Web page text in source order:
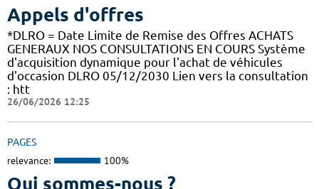
Appels d'offres
*DLRO = Date Limite de Remise des Offres ACHATS
GENERAUX NOS CONSULTATIONS EN COURS Système
d'acquisition dynamique pour l'achat de véhicules
d'occasion DLRO 05/12/2030 Lien vers la consultation
: htt
26/06/2026 12:25
PAGES
relevance: 100%
Qui sommes-nous ?